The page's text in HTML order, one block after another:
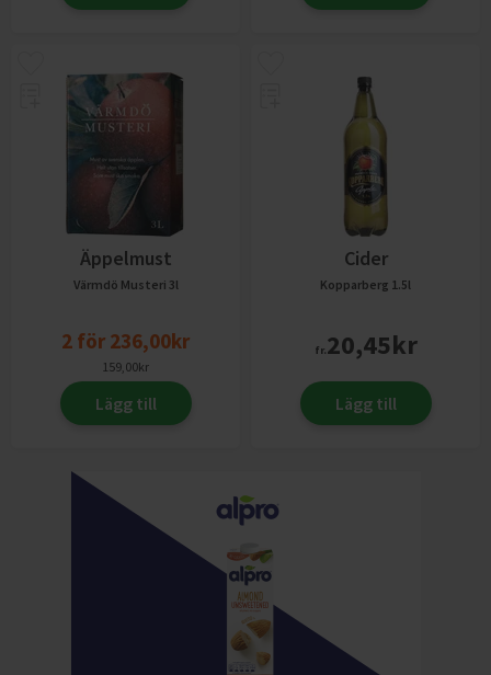
Äppelmust
Värmdö Musteri 3l
2 för 236,00kr
159,00kr
Lägg till
Cider
Kopparberg 1.5l
fr.20,45kr
Lägg till